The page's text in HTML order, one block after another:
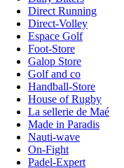
Direct Running
Direct-Volley
Espace Golf
Foot-Store
Galop Store
Golf and co
Handball-Store
House of Rugby
La sellerie de Maé
Made in Paradis
Nauti-wave
On-Fight
Padel-Expert